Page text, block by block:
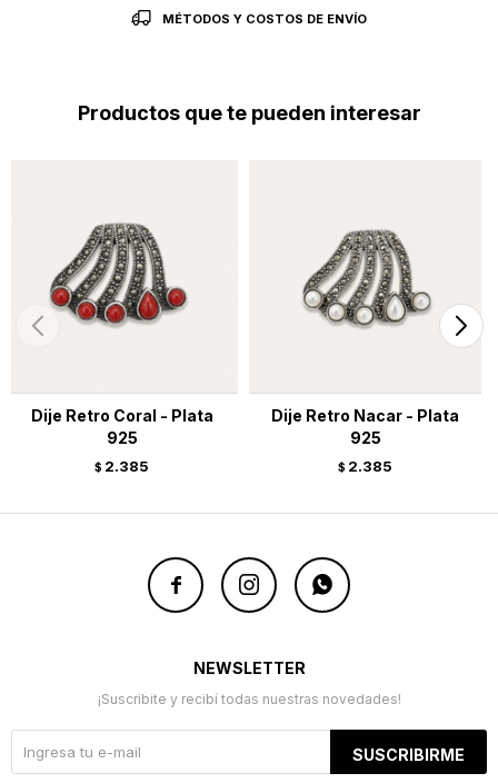
MÉTODOS Y COSTOS DE ENVÍO
Productos que te pueden interesar
Dije Retro Coral - Plata
925
$ 2.385
Dije Retro Nacar - Plata
925
$ 2.385
  
NEWSLETTER
¡Suscribite y recibí todas nuestras novedades!
SUSCRIBIRME